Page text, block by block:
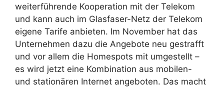
weiterführende Kooperation mit der Telekom
und kann auch im Glasfaser-Netz der Telekom
eigene Tarife anbieten. Im November hat das
Unternehmen dazu die Angebote neu gestrafft
und vor allem die Homespots mit umgestellt –
es wird jetzt eine Kombination aus mobilen-
und stationären Internet angeboten. Das macht